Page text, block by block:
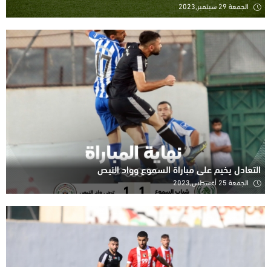
الجمعة 29 سبتمبر,2023
التعادل يخيم على مباراة السموع وواد النيص
الجمعة 25 أغسطس,2023